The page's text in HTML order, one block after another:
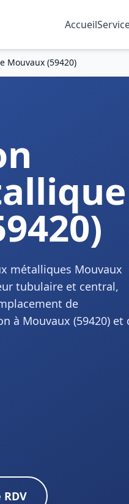
Accueil
Mouvaux (59420)
métalliques Mouvaux
tubulaire et central,
de
à Mouvaux (59420) et